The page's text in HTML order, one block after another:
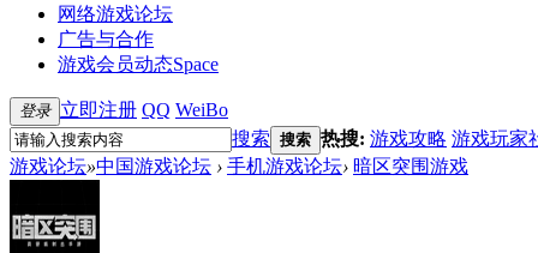
网络游戏论坛
广告与合作
游戏会员动态Space
登录 立即注册 QQ WeiBo
搜索 搜索 热搜: 游戏攻略 游戏玩家
游戏论坛»中国游戏论坛 › 手机游戏论坛› 暗区突围游戏